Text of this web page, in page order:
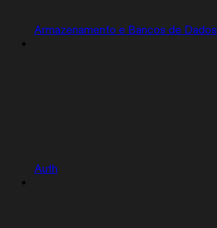
Armazenamento e Bancos de Dados
Auth